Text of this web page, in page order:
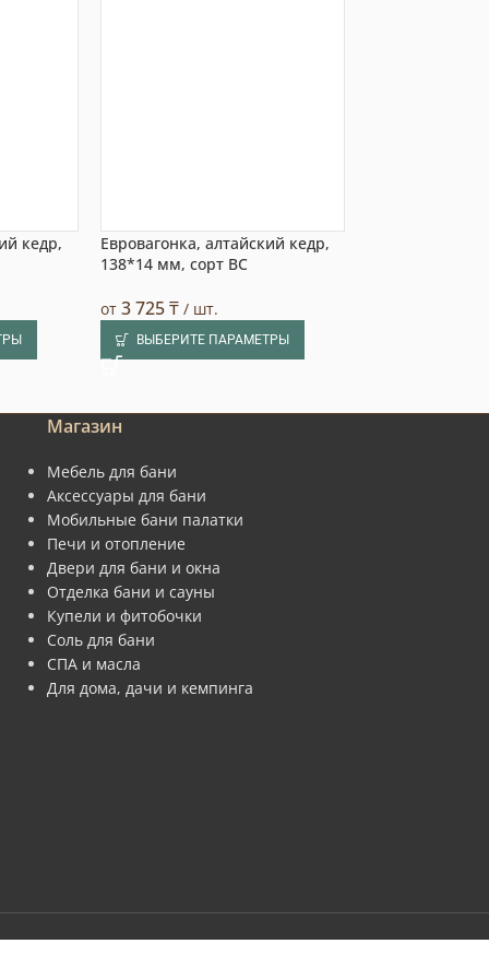
кедр,
Евровагонка, алтайский кедр,
138*14 мм, сорт BC
от 3 725₸/ шт.
ВЫБЕРИТЕ ПАРАМЕТРЫ
Магазин
Мебель для бани
Аксессуары для бани
Мобильные бани палатки
Печи и отопление
Двери для бани и окна
Отделка бани и сауны
Купели и фитобочки
Соль для бани
СПА и масла
Для дома, дачи и кемпинга